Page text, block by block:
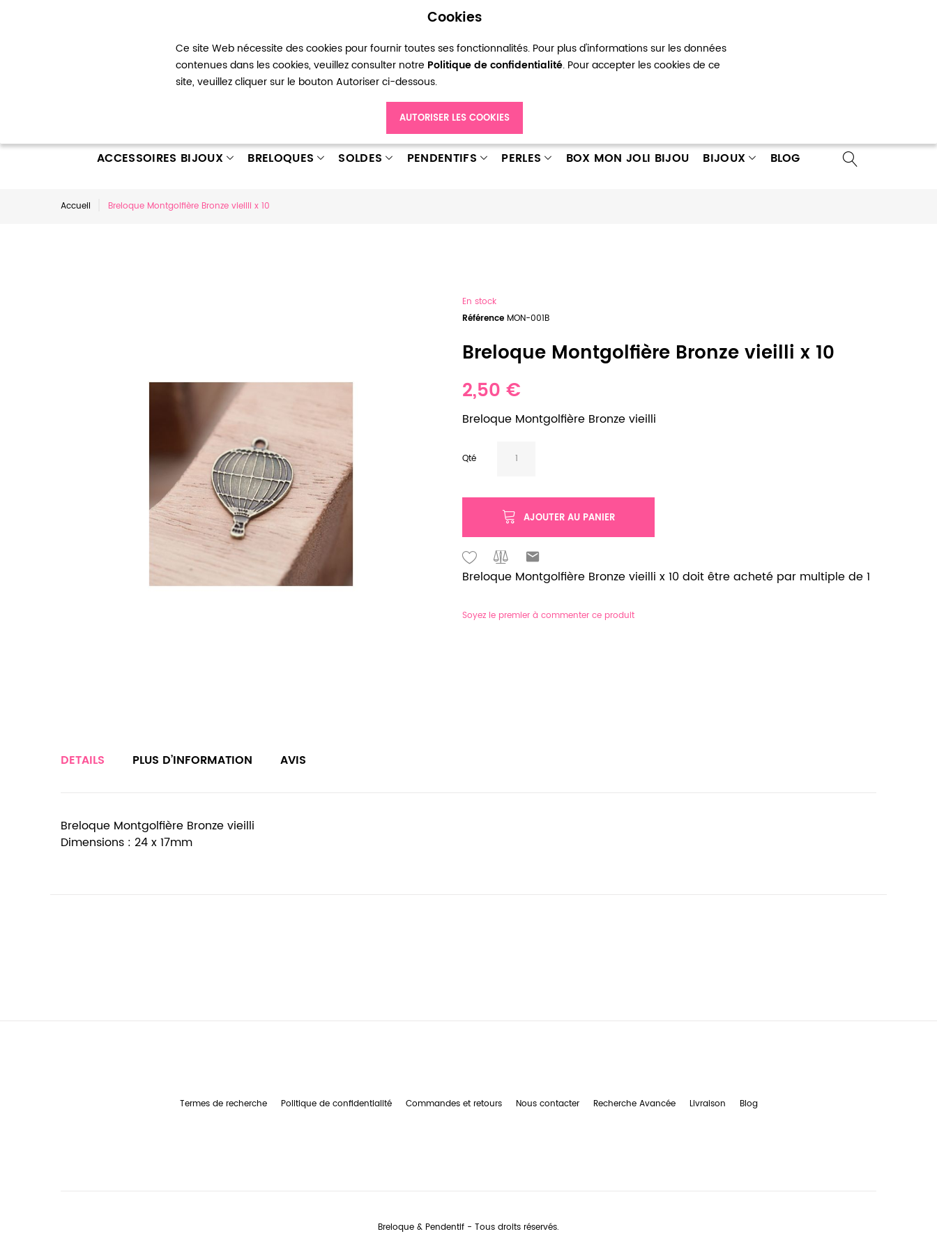
Cookies
Ce site Web nécessite des cookies pour fournir toutes ses fonctionnalités. Pour plus d'informations sur les données
contenues dans les cookies, veuillez consulter notre Politique de confidentialité. Pour accepter les cookies de ce
site, veuillez cliquer sur le bouton Autoriser ci-dessous.
AUTORISER LES COOKIES
Mon compte Ma liste d’envies Connexion Créer un compte
ACCESSOIRES BIJOUX BRELOQUES SOLDES PENDENTIFS PERLES BOX MON JOLI BIJOU BIJOUX BLOG
Accueil Breloque Montgolfière Bronze vieilli x 10
En stock
Référence MON-001B
Breloque Montgolfière Bronze vieilli x 10
2,50 €
Breloque Montgolfière Bronze vieilli
Qté
AJOUTER AU PANIER
Breloque Montgolfière Bronze vieilli x 10 doit être acheté par multiple de 1
Soyez le premier à commenter ce produit
DETAILS
Breloque Montgolfière Bronze vieilli
Dimensions : 24 x 17mm
PLUS D’INFORMATION AVIS
Termes de recherche Politique de confidentialité Commandes et retours Nous contacter Recherche Avancée Livraison Blog
Breloque & Pendentif - Tous droits réservés.